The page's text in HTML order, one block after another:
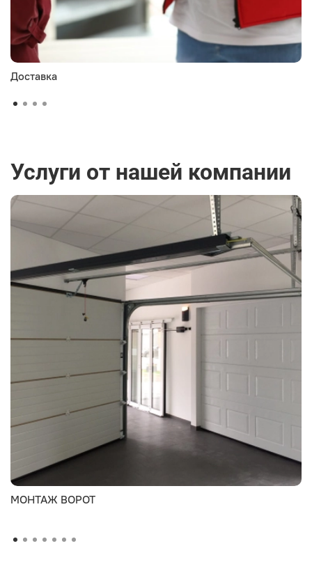
Доставка
Услуги от нашей компании
МОНТАЖ ВОРОТ